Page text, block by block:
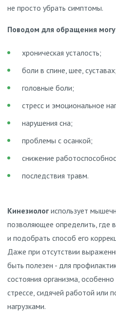
не просто убрать симптомы.
Поводом для обращения
хроническая усталость;
боли в спине, шее, суставах;
головные боли;
стресс и эмоциональное
нарушения сна;
проблемы с осанкой;
снижение
последствия травм.
Кинезиолог использует
позволяющее определить, где
и подобрать способ его
Даже при отсутствии
быть полезен - для
состояния организма,
стрессе, сидячей работой или
нагрузками.